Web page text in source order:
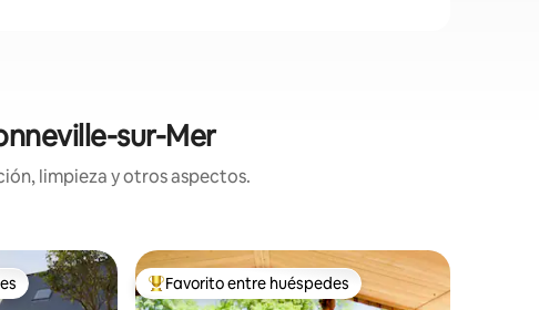
sur-Mer
limpieza y otros aspectos.
preferido Favorito entre huéspedes preferido
Favorito entre huéspedes